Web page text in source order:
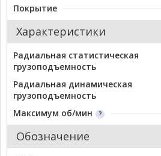
Покрытие
Характеристики
Радиальная статистическая
грузоподъемность
Радиальная динамическая
грузоподъемность
Максимум об/мин
Обозначение